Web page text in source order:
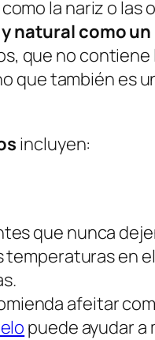
la nariz o las
natural como
que no
que también es
incluyen:
que nunca
en
afeitar
puede ayudar a